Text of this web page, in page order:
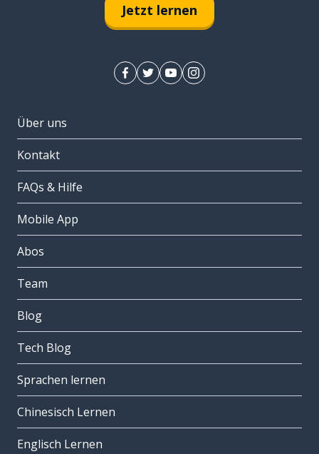
Jetzt lernen
Über uns
Kontakt
FAQs & Hilfe
Mobile App
Abos
Team
Blog
Tech Blog
Sprachen lernen
Chinesisch Lernen
Englisch Lernen